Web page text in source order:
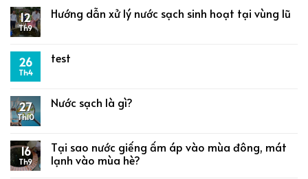
12
Th9
Hướng dẫn xử lý nước sạch sinh hoạt tại vùng lũ
26
Th4
test
27
Th10
Nước sạch là gì?
16
Th9
Tại sao nước giếng ấm áp vào mùa đông, mát
lạnh vào mùa hè?